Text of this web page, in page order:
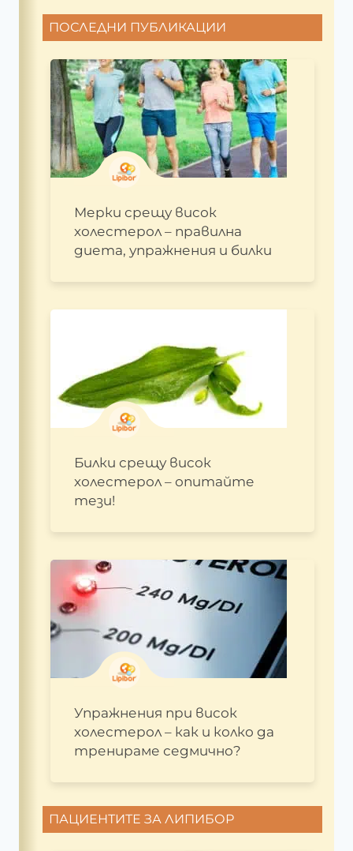
ПОСЛЕДНИ ПУБЛИКАЦИИ
Мерки срещу висок
холестерол – правилна
диета, упражнения и билки
Билки срещу висок
холестерол – опитайте
тези!
Упражнения при висок
холестерол – как и колко да
тренираме седмично?
ПАЦИЕНТИТЕ ЗА ЛИПИБОР